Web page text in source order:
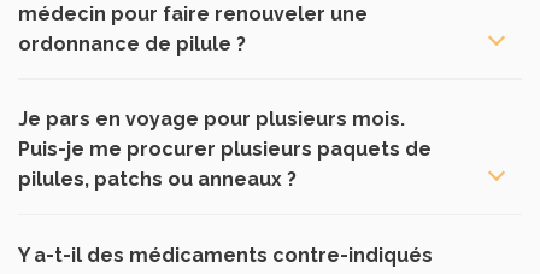
médecin pour faire renouveler une
ordonnance de pilule ?
Je pars en voyage pour plusieurs mois.
Puis-je me procurer plusieurs paquets de
pilules, patchs ou anneaux ?
Y a-t-il des médicaments contre-indiqués